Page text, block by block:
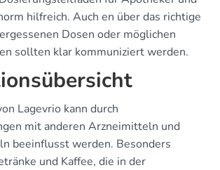
hilfreich. Auch en über das richtige
Dosen oder möglichen
sollten klar kommuniziert werden.
Lagevrio kann durch
mit anderen Arzneimitteln und
beeinflusst werden. Besonders
und Kaffee, die in der